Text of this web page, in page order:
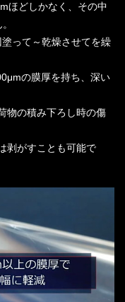
ほどしかなく、その中
って～乾燥させてを繰
の膜厚を持ち、深い
物の積み下ろし時の傷
剥がすことも可能で